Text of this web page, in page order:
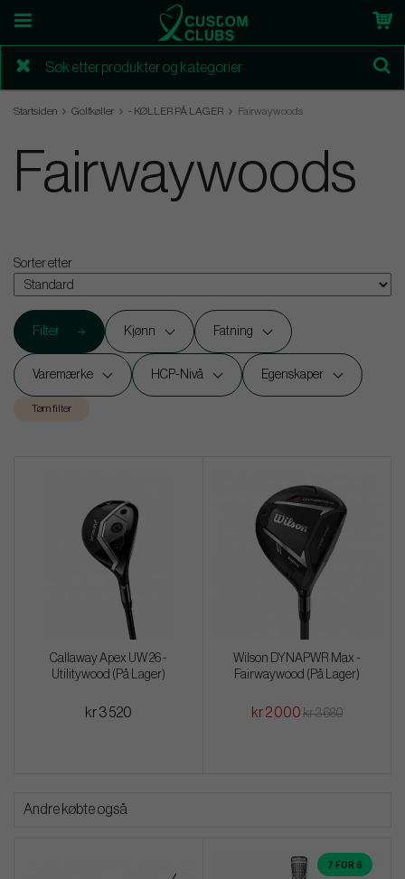
Startsiden Golfkøller - KØLLER PÅ LAGER Fairwaywoods
Fairwaywoods
Sorter etter
Filter Kjønn Fatning
Varemærke HCP-Nivå Egenskaper
Tøm filter
Callaway Apex UW 26 -
Utilitywood (På Lager)
kr 3 520
Wilson DYNAPWR Max -
Fairwaywood (På Lager)
kr 2 000 kr 3 680
Andre købte også
7 FOR 6